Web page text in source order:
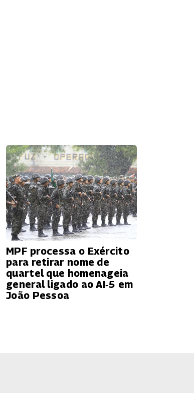
MPF processa o Exército
para retirar nome de
quartel que homenageia
general ligado ao AI‑5 em
João Pessoa